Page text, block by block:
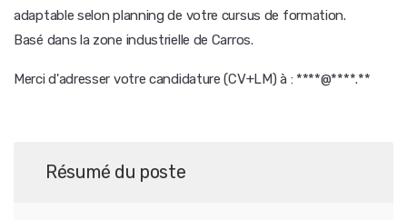
adaptable selon planning de votre cursus de formation.
Basé dans la zone industrielle de Carros.
Merci d'adresser votre candidature (CV+LM) à : ****@****.**
Résumé du poste